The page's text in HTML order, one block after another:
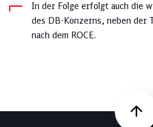
In der Folge erfolgt auch die
des DB-Konzerns, neben der
nach dem ROCE.
Nach